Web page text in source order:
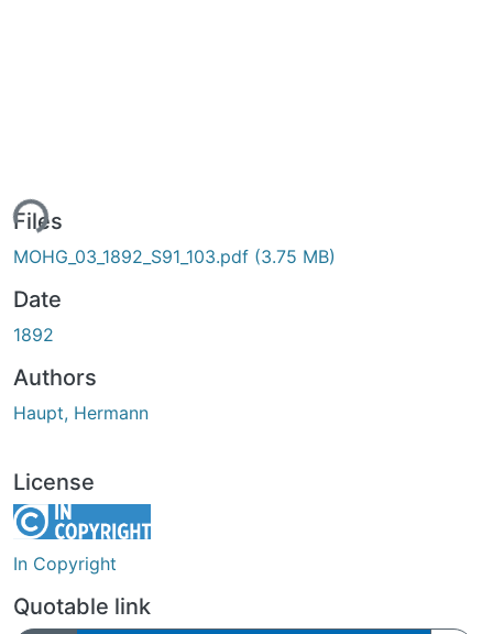
Files
MOHG_03_1892_S91_103.pdf (3.75 MB)
Date
1892
Authors
Haupt, Hermann
License
In Copyright
Quotable link